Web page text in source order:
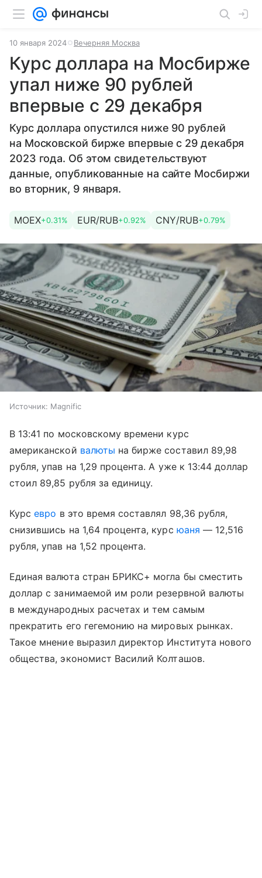
10 января 2024 Вечерняя Москва
Курс доллара на Мосбирже
упал ниже 90 рублей
впервые с 29 декабря
Курс доллара опустился ниже 90 рублей
на Московской бирже впервые с 29 декабря
2023 года. Об этом свидетельствуют
данные, опубликованные на сайте Мосбиржи
во вторник, 9 января.
MOEX+0.31% EUR/RUB+0.92% CNY/RUB+0.79%
Источник: Magnific
В 13:41 по московскому времени курс
американской валюты на бирже составил 89,98
рубля, упав на 1,29 процента. А уже к 13:44 доллар
стоил 89,85 рубля за единицу.
Курсевро в это время составлял 98,36 рубля,
снизившись на 1,64 процента, курс юаня — 12,516
рубля, упав на 1,52 процента.
Единая валюта стран БРИКС+ могла бы сместить
доллар с занимаемой им роли резервной валюты
в международных расчетах и тем самым
прекратить его гегемонию на мировых рынках.
Такое мнение выразил директор Института нового
общества, экономист Василий Колташов.